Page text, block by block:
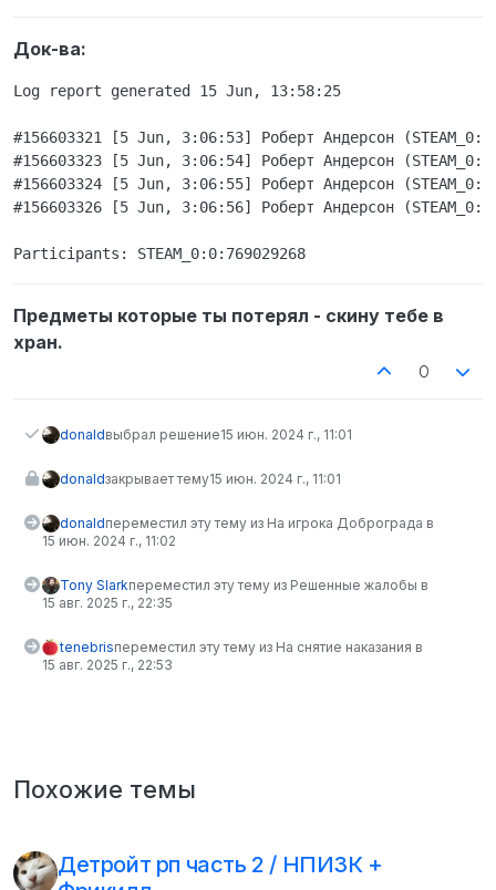
Док-ва:
Log report generated 15 Jun, 13:58:25
#156603321 [5 Jun, 3:06:53] Роберт Андерсон
#156603323 [5 Jun, 3:06:54] Роберт Андерсон
#156603324 [5 Jun, 3:06:55] Роберт Андерсон
#156603326 [5 Jun, 3:06:56] Роберт Андерсон
Предметы которые ты потерял - скину тебе в
хран.
0
donaldвыбрал решение15 июн. 2024 г., 11:01
donaldзакрывает тему15 июн. 2024 г., 11:01
donaldпереместил эту тему из На игрока Доброграда в
15 июн. 2024 г., 11:02
Tony Slarkпереместил эту тему из Решенные жалобы в
15 авг. 2025 г., 22:35
tenebrisпереместил эту тему из На снятие наказания в
15 авг. 2025 г., 22:53
Похожие темы
Детройт рп часть 2 / НПИЗК +